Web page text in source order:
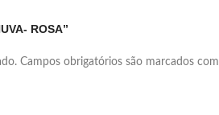
ROSA”
Campos obrigatórios são marcados com